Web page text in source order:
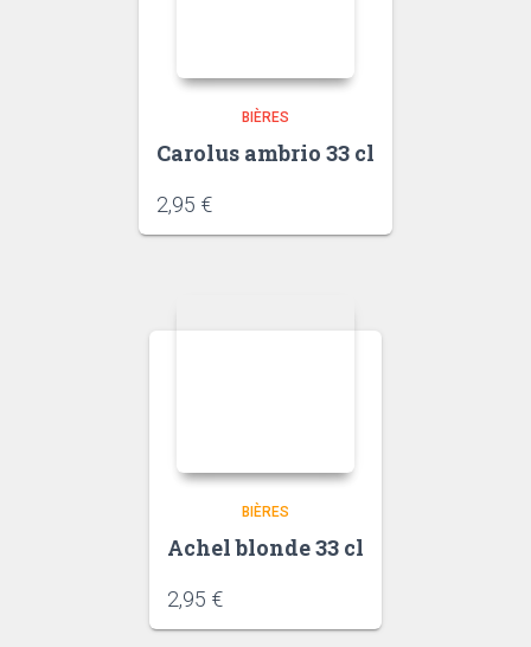
BIÈRES
Carolus ambrio 33 cl
2,95 €
BIÈRES
Achel blonde 33 cl
2,95 €